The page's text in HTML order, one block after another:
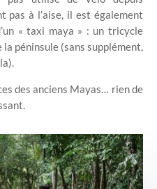
pas à l’aise, il est également
« taxi maya » : un tricycle
péninsule (sans supplément,
des anciens Mayas… rien de